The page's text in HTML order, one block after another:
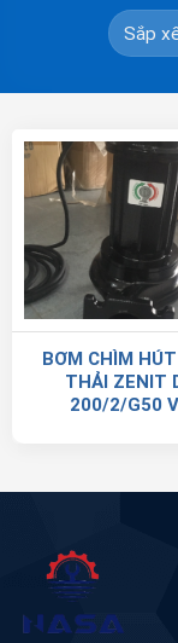
BƠM CHÌM
THẢI ZENIT
200/2/G50